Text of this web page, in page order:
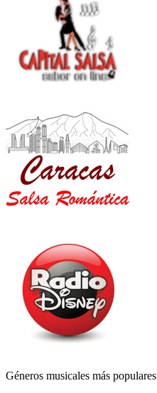
Géneros musicales más populares